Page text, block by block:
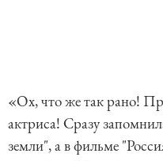
«Ох, что же так рано!
актриса! Сразу
земли", а в фильме